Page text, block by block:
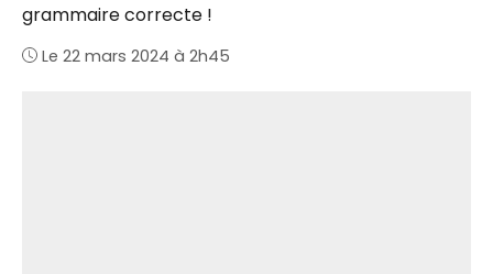
grammaire correcte !
Le 22 mars 2024 à 2h45